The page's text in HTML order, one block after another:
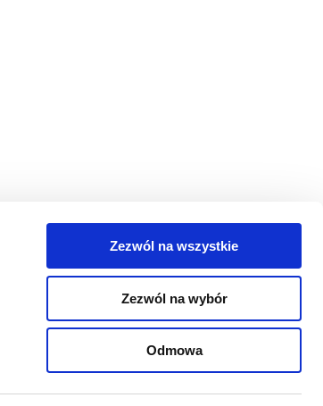
Zezwól na wszystkie
Zezwól na wybór
Odmowa